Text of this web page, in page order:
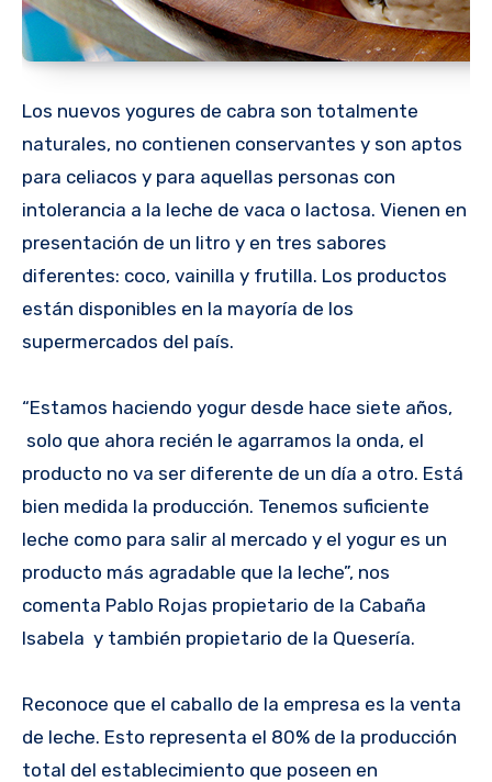
Los nuevos yogures de cabra son totalmente
naturales, no contienen conservantes y son aptos
para celiacos y para aquellas personas con
intolerancia a la leche de vaca o lactosa. Vienen en
presentación de un litro y en tres sabores
diferentes: coco, vainilla y frutilla. Los productos
están disponibles en la mayoría de los
supermercados del país.
“Estamos haciendo yogur desde hace siete años,
solo que ahora recién le agarramos la onda, el
producto no va ser diferente de un día a otro. Está
bien medida la producción. Tenemos suficiente
leche como para salir al mercado y el yogur es un
producto más agradable que la leche”, nos
comenta Pablo Rojas propietario de la Cabaña
Isabela y también propietario de la Quesería.
Reconoce que el caballo de la empresa es la venta
de leche. Esto representa el 80% de la producción
total del establecimiento que poseen en